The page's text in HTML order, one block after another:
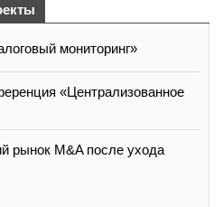
мониторинг»
«Централизованное
рынок M&A после ухода